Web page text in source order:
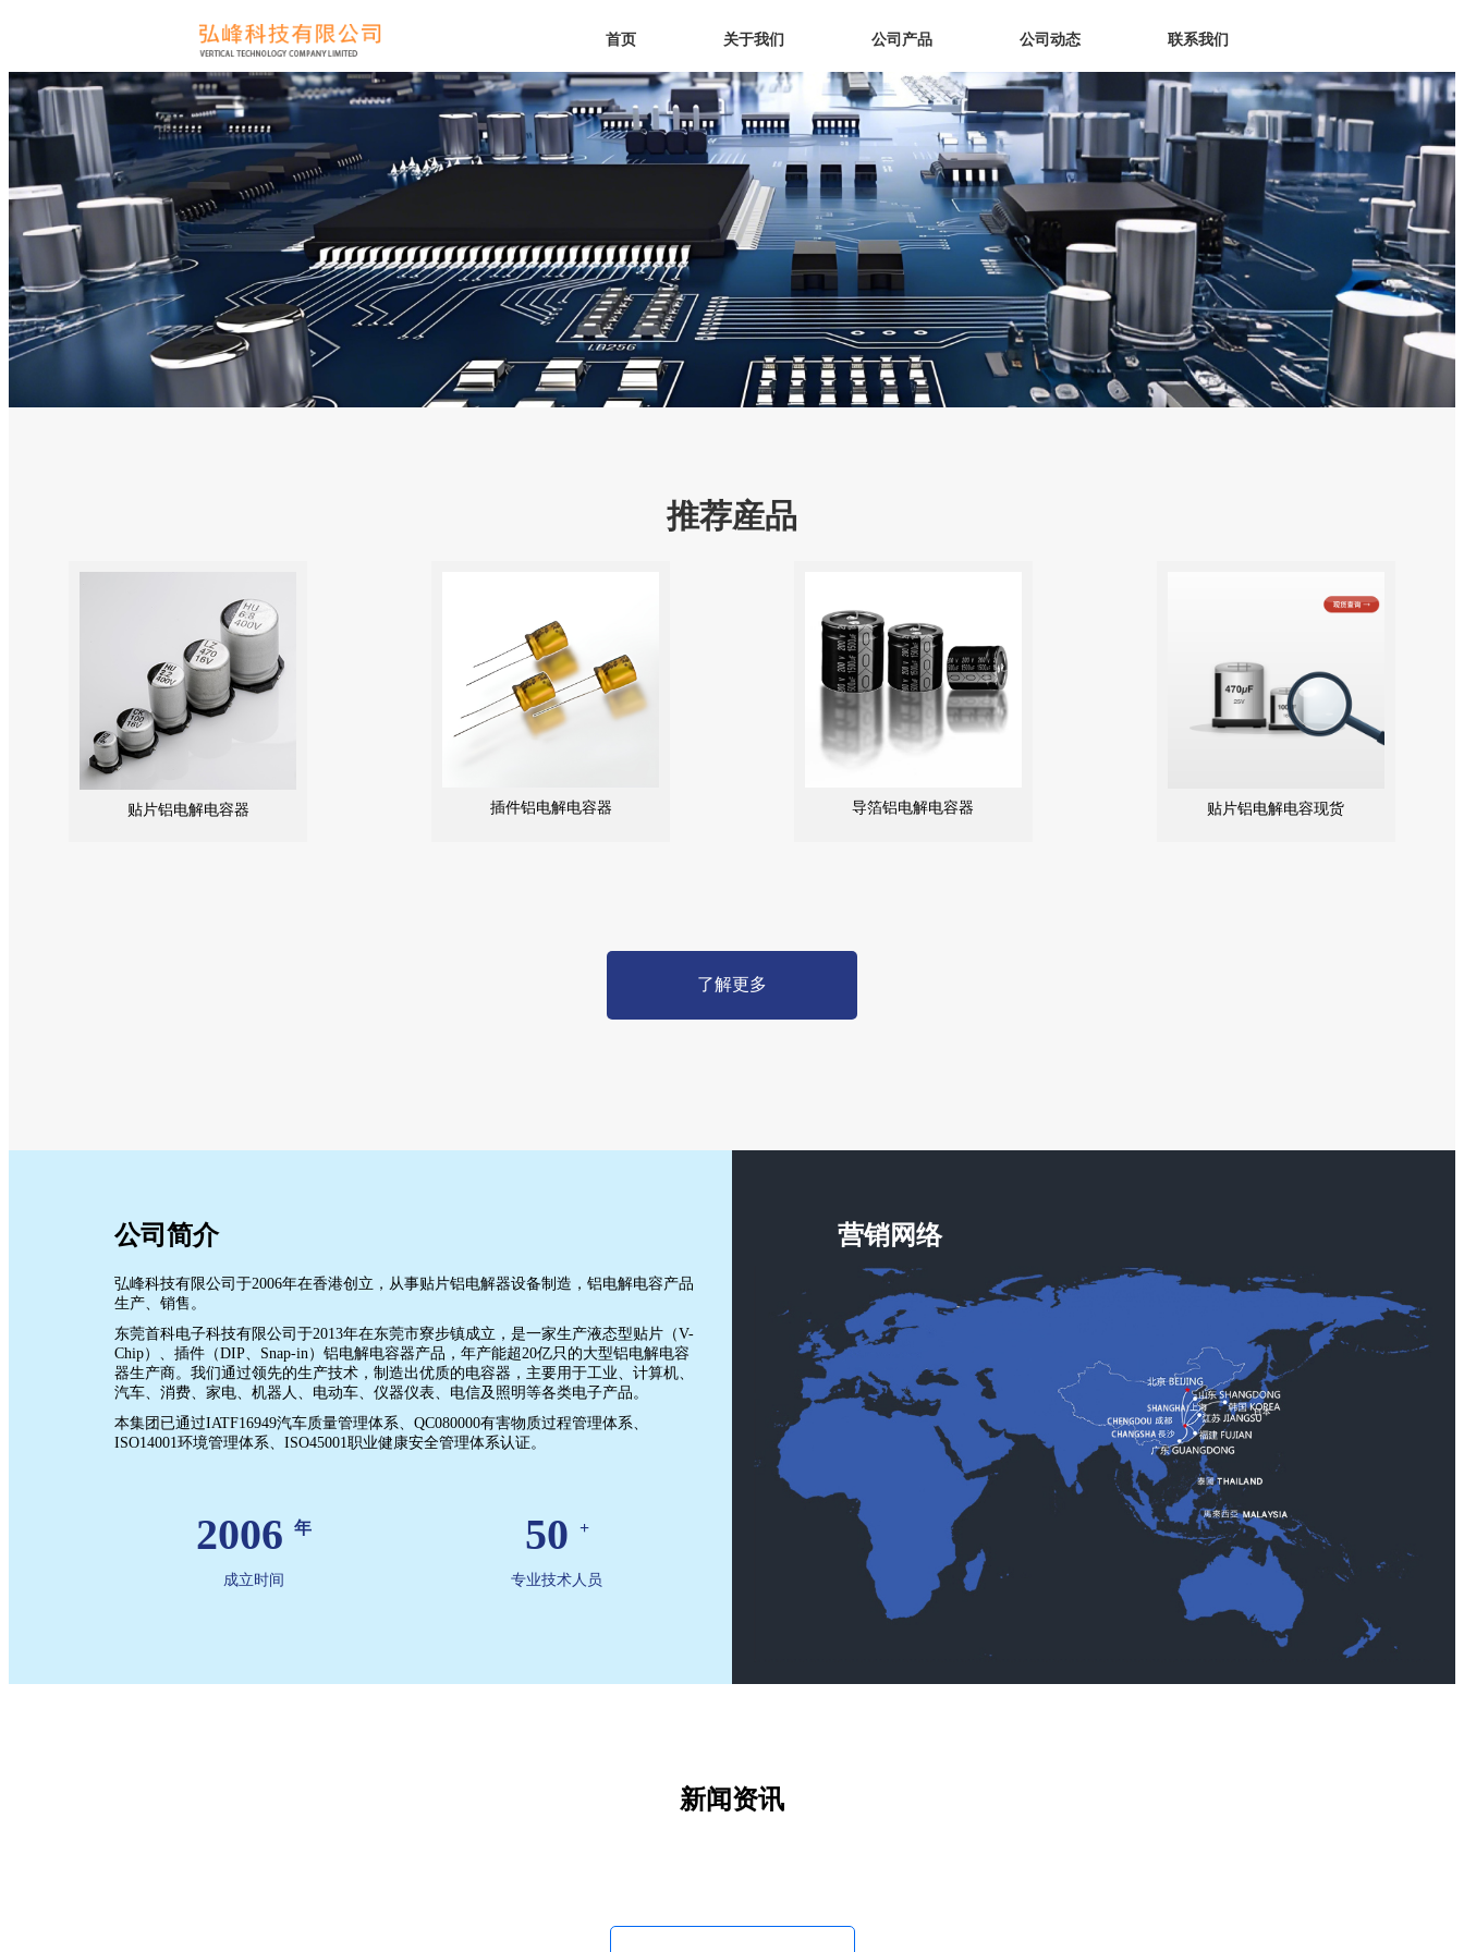
首页 关于我们 公司产品 公司动态 联系我们
推荐産品
贴片铝电解电容器 插件铝电解电容器 导箔铝电解电容器 贴片铝电解电容现货
了解更多
公司简介
弘峰科技有限公司于2006年在香港创立，从事贴片铝电解器设备制造，铝电解电容产品
生产、销售。
东莞首科电子科技有限公司于2013年在东莞市寮步镇成立，是一家生产液态型贴片（V-
Chip）、插件（DIP、Snap-in）铝电解电容器产品，年产能超20亿只的大型铝电解电容
器生产商。我们通过领先的生产技术，制造出优质的电容器，主要用于工业、计算机、
汽车、消费、家电、机器人、电动车、仪器仪表、电信及照明等各类电子产品。
本集团已通过IATF16949汽车质量管理体系、QC080000有害物质过程管理体系、
ISO14001环境管理体系、ISO45001职业健康安全管理体系认证。
2006年
成立时间
50 +
专业技术人员
营销网络
新闻资讯